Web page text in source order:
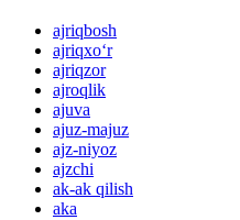
ajriqbosh
ajriqxo‘r
ajriqzor
ajroqlik
ajuva
ajuz-majuz
ajz-niyoz
ajzchi
ak-ak qilish
aka